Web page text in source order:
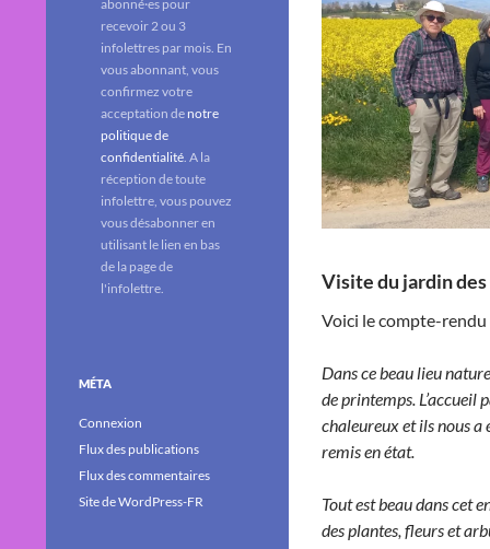
Visite du jardin
Voici le compte-rendu
Dans ce beau lieu
de printemps.
chaleureux et ils nous a
remis en état.
Tout est beau dans cet
des plantes, fleurs et
abonné·es pour
recevoir 2 ou 3
infolettres par mois. En
vous abonnant, vous
confirmez votre
acceptation de notre
politique de
confidentialité. A la
réception de toute
infolettre, vous pouvez
vous désabonner en
utilisant le lien en bas
de la page de
l'infolettre.
MÉTA
Connexion
Flux des publications
Flux des commentaires
Site de WordPress-FR